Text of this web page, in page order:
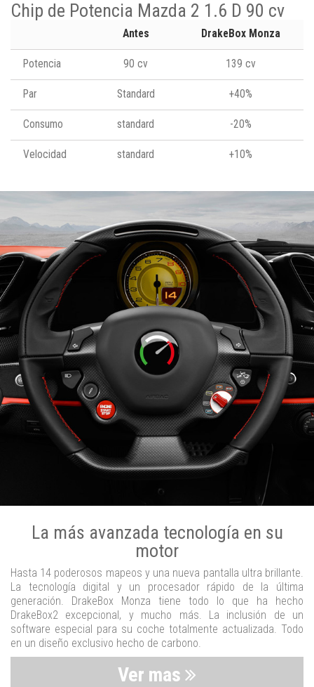
Chip de Potencia Mazda 2 1.6 D 90 cv
Antes DrakeBox Monza
Potencia 90 cv 139 cv
Par Standard +40%
Consumo standard -20%
Velocidad standard +10%
La más avanzada tecnología en su
motor
Hasta 14 poderosos mapeos y una nueva pantalla ultra brillante.
La tecnología digital y un procesador rápido de la última
generación. DrakeBox Monza tiene todo lo que ha hecho
DrakeBox2 excepcional, y mucho más. La inclusión de un
software especial para su coche totalmente actualizada. Todo
en un diseño exclusivo hecho de carbono.
Ver mas